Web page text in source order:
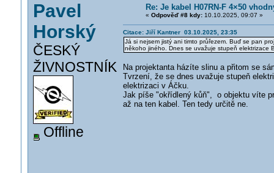
Pavel
Horský
ČESKÝ
ŽIVNOSTNÍK
Offline
Re: Je kabel H07RN-F 4×50
« Odpověď #8 kdy:10.10.2025, 09:07 »
Citace: Jiří Kantner 03.10.2025, 23:35
Já si nejsem jistý ani timto průřezem. Buď se pan
někoho jiného. Dnes se uvažuje stupeň elektrizace
Na projektanta házíte slinu a přitom se
Tvrzení, že se dnes uvažuje stupeň
elektrizaci v Áčku.
Jak píše "okřídlený kůň", o objektu víte
až na ten kabel. Ten tedy určitě ne.